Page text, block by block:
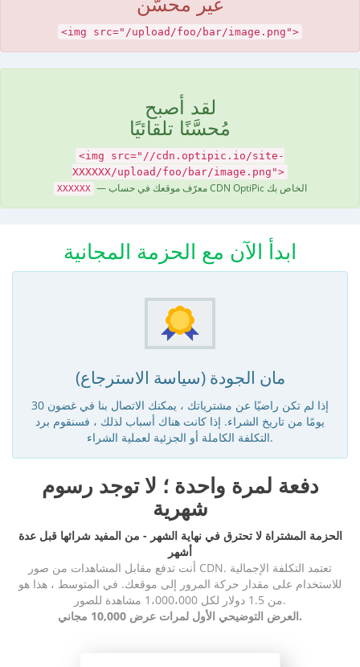
<img src="/upload/foo/bar/image.png">
لقد أصبح
مُحسَّنًا تلقائيًا
<img src="//cdn.optipic.io/site-
XXXXXX/upload/foo/bar/image.png">
XXXXXX — معرّف موقعك في حساب CDN OptiPic الخاص بك
ابدأ الآن مع الحزمة المجانية
مان الجودة (سياسة الاسترجاع)
إذا لم تكن راضيًا عن مشترياتك ، يمكنك الاتصال بنا في غضون 30
يومًا من تاريخ الشراء. إذا كانت هناك أسباب لذلك ، فسنقوم برد
التكلفة الكاملة أو الجزئية لعملية الشراء.
دفعة لمرة واحدة ؛ لا توجد رسوم
شهرية
الحزمة المشتراة لا تحترق في نهاية الشهر - من المفيد شرائها قبل عدة
أشهر
أنت تدفع مقابل المشاهدات من صور CDN. تعتمد التكلفة الإجمالية
للاستخدام على مقدار حركة المرور إلى موقعك. في المتوسط ، هذا هو
من 1.5 دولار لكل 1،000،000 مشاهدة للصور.
العرض التوضيحي الأول لمرات عرض 10,000 مجاني.